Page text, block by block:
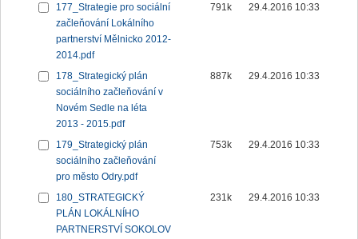
177_Strategie pro sociální
začleňování Lokálního
partnerství Mělnicko 2012-
2014.pdf
791k 29.4.2016 10:33
178_Strategický plán
sociálního začleňování v
Novém Sedle na léta
2013 - 2015.pdf
887k 29.4.2016 10:33
179_Strategický plán
sociálního začleňování
pro město Odry.pdf
753k 29.4.2016 10:33
180_STRATEGICKÝ
PLÁN LOKÁLNÍHO
PARTNERSTVÍ SOKOLOV
231k 29.4.2016 10:33